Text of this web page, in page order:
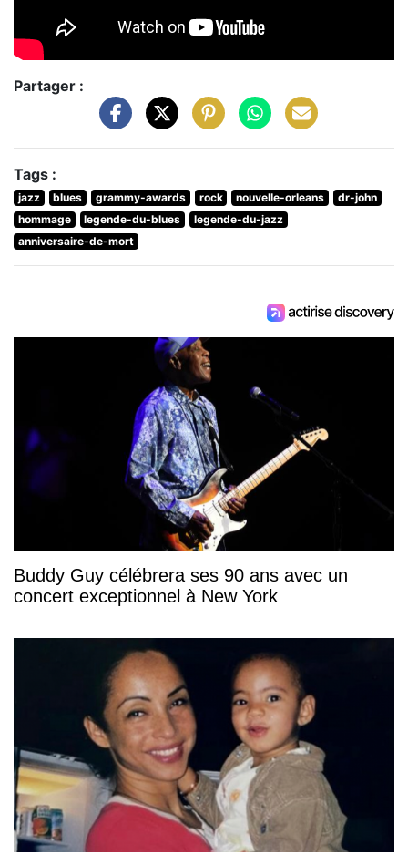
Partager :
Tags :
jazz blues grammy-awards rock nouvelle-orleans
dr-john
hommage
legende-du-blues
legende-du-jazz
anniversaire-de-mort
Buddy Guy célébrera ses 90 ans avec un
concert exceptionnel à New York